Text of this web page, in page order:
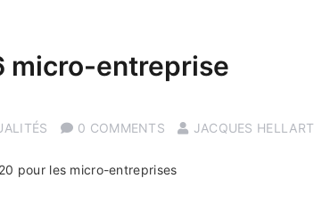
micro-entreprise
0 COMMENTS JACQUES HELLART
pour les micro-entreprises